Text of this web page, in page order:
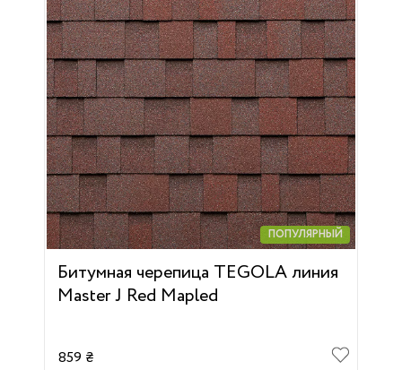
ПОПУЛЯРНЫЙ
Битумная черепица TEGOLA линия
Master J Red Mapled
859 ₴